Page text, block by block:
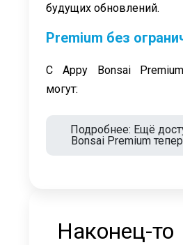
будущих обновлений.
Premium без
С Appy Bonsai
могут:
Подробнее: Ещё
Bonsai Premium
Наконец-то